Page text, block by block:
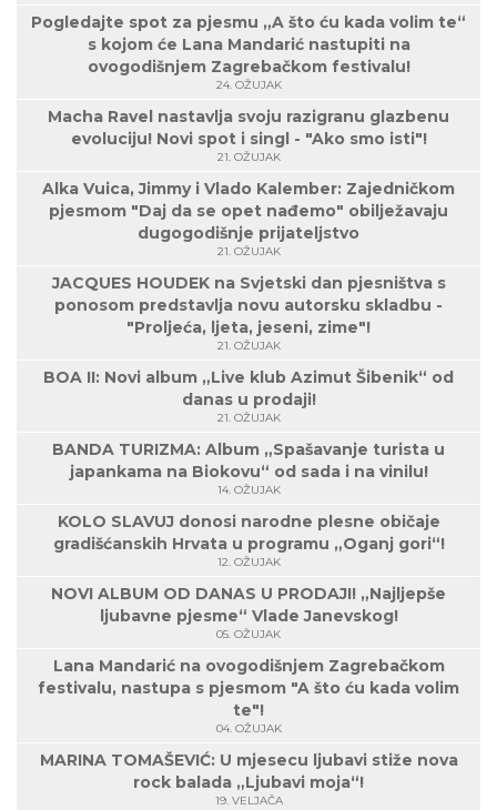
Pogledajte spot za pjesmu „A što ću kada volim te“
s kojom će Lana Mandarić nastupiti na
ovogodišnjem Zagrebačkom festivalu!
24. OŽUJAK
Macha Ravel nastavlja svoju razigranu glazbenu
evoluciju! Novi spot i singl - "Ako smo isti"!
21. OŽUJAK
Alka Vuica, Jimmy i Vlado Kalember: Zajedničkom
pjesmom "Daj da se opet nađemo" obilježavaju
dugogodišnje prijateljstvo
21. OŽUJAK
JACQUES HOUDEK na Svjetski dan pjesništva s
ponosom predstavlja novu autorsku skladbu -
"Proljeća, ljeta, jeseni, zime"!
21. OŽUJAK
BOA II: Novi album „Live klub Azimut Šibenik“ od
danas u prodaji!
21. OŽUJAK
BANDA TURIZMA: Album „Spašavanje turista u
japankama na Biokovu“ od sada i na vinilu!
14. OŽUJAK
KOLO SLAVUJ donosi narodne plesne običaje
gradišćanskih Hrvata u programu „Oganj gori“!
12. OŽUJAK
NOVI ALBUM OD DANAS U PRODAJI! „Najljepše
ljubavne pjesme“ Vlade Janevskog!
05. OŽUJAK
Lana Mandarić na ovogodišnjem Zagrebačkom
festivalu, nastupa s pjesmom "A što ću kada volim
te"!
04. OŽUJAK
MARINA TOMAŠEVIĆ: U mjesecu ljubavi stiže nova
rock balada „Ljubavi moja“!
19. VELJAČA